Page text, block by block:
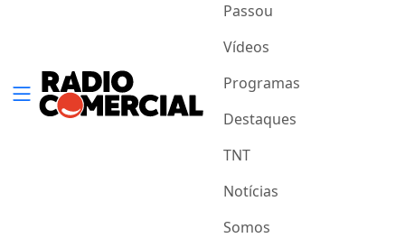
Passou
Vídeos
Programas
Destaques
TNT
Notícias
Somos